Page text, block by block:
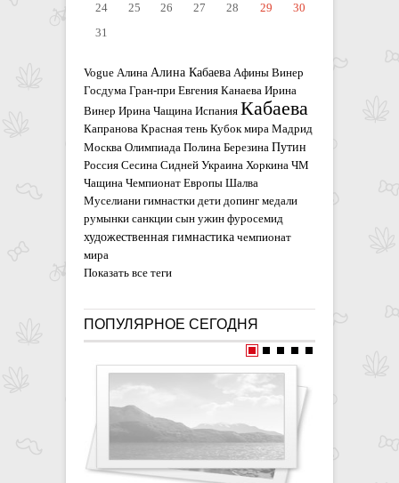
24
25 26 27 28 29
30
31
Vogue Алина Алина Кабаева Афины Винер
Госдума Гран-при Евгения Канаева Ирина
Винер Ирина Чащина Испания Кабаева
Капранова Красная тень Кубок мира Мадрид
Москва Олимпиада Полина Березина Путин
Россия Сесина Сидней Украина Хоркина ЧМ
Чащина Чемпионат Европы Шалва
Муселиани гимнастки дети допинг медали
румынки санкции сын ужин фуросемид
художественная гимнастика чемпионат
мира
Показать все теги
ПОПУЛЯРНОЕ СЕГОДНЯ